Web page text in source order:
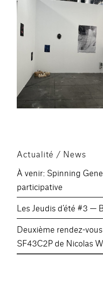
Actualité / News
À venir: Spinning
participative
Les Jeudis d’été #3 —
Deuxième rendez-
SF43C2P de Nicolas